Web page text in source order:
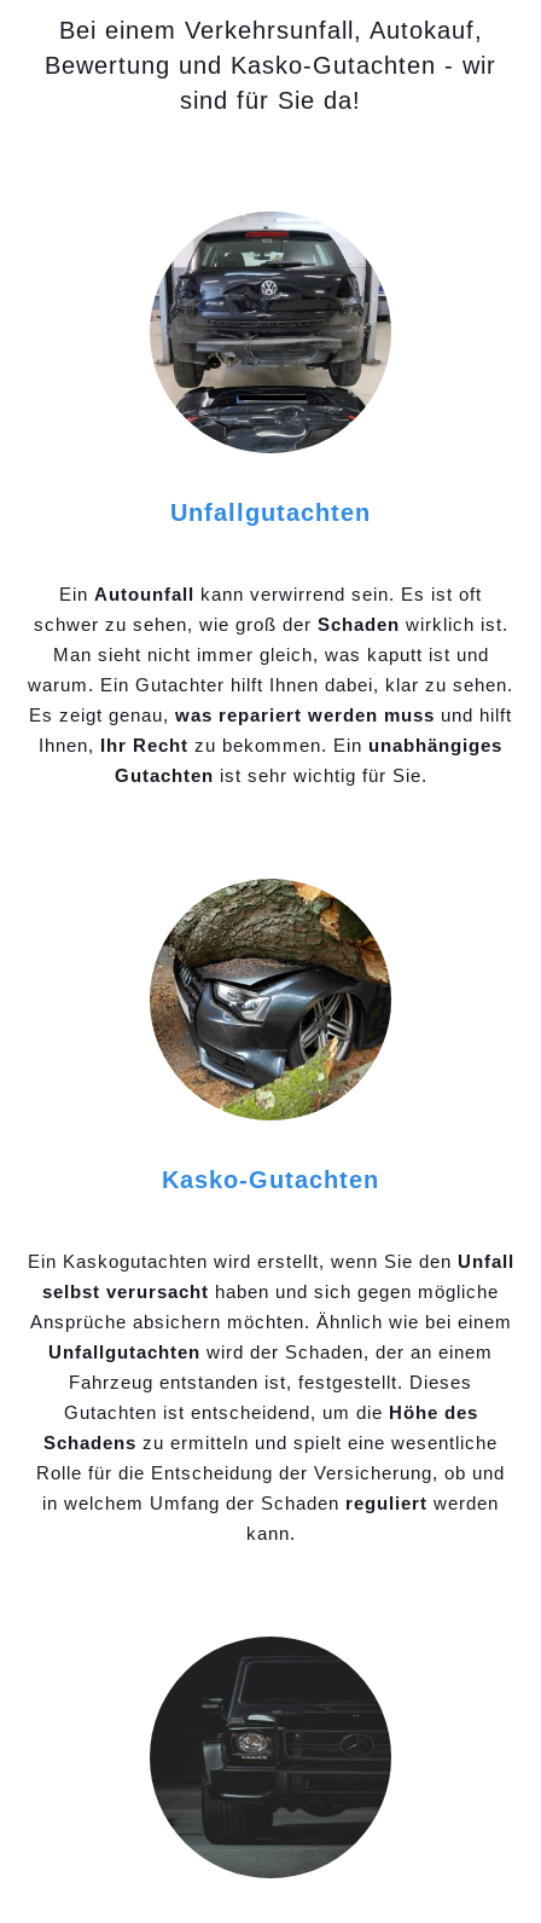
Bei einem Verkehrsunfall, Autokauf,
Bewertung und Kasko-Gutachten - wir
sind für Sie da!
Unfallgutachten
Ein Autounfall kann verwirrend sein. Es ist oft
schwer zu sehen, wie groß der Schaden wirklich ist.
Man sieht nicht immer gleich, was kaputt ist und
warum. Ein Gutachter hilft Ihnen dabei, klar zu sehen.
Es zeigt genau, was repariert werden muss und hilft
Ihnen, Ihr Recht zu bekommen. Ein unabhängiges
Gutachten ist sehr wichtig für Sie.
Kasko-Gutachten
Ein Kaskogutachten wird erstellt, wenn Sie den Unfall
selbst verursacht haben und sich gegen mögliche
Ansprüche absichern möchten. Ähnlich wie bei einem
Unfallgutachten wird der Schaden, der an einem
Fahrzeug entstanden ist, festgestellt. Dieses
Gutachten ist entscheidend, um die Höhe des
Schadens zu ermitteln und spielt eine wesentliche
Rolle für die Entscheidung der Versicherung, ob und
in welchem Umfang der Schaden reguliert werden
kann.